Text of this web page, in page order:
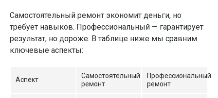
Самостоятельный ремонт экономит деньги, но
требует навыков. Профессиональный — гарантирует
результат, но дороже. В таблице ниже мы сравним
ключевые аспекты:
Аспект
Самостоятельный
ремонт
Профессиональный
ремонт